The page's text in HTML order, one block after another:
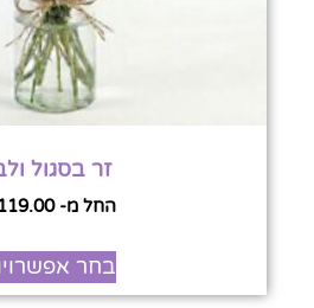
זר בסגול
החל מ-119.00
בחר